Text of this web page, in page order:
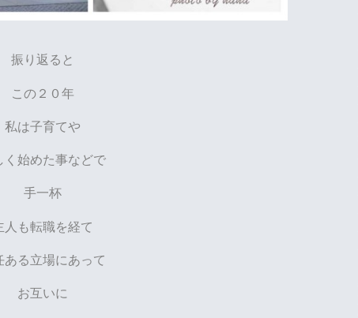
振り返ると
この２０年
私は子育てや
く始めた事などで
手一杯
人も転職を経て
ある立場にあって
お互いに